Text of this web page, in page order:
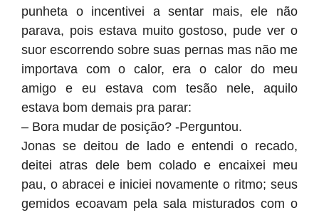
punheta o incentivei a sentar mais, ele não
parava, pois estava muito gostoso, pude ver o
suor escorrendo sobre suas pernas mas não me
importava com o calor, era o calor do meu
amigo e eu estava com tesão nele, aquilo
estava bom demais pra parar:
– Bora mudar de posição? -Perguntou.
Jonas se deitou de lado e entendi o recado,
deitei atras dele bem colado e encaixei meu
pau, o abracei e iniciei novamente o ritmo; seus
gemidos ecoavam pela sala misturados com o